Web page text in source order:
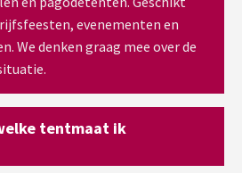
evenementen en
We denken graag mee over de
tentmaat ik